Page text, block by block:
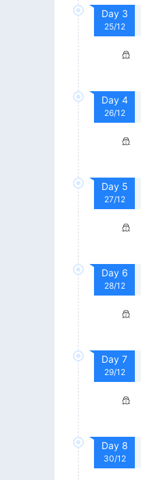
Day 3
25/12
Day 4
26/12
Day 5
27/12
Day 6
28/12
Day 7
29/12
Day 8
30/12